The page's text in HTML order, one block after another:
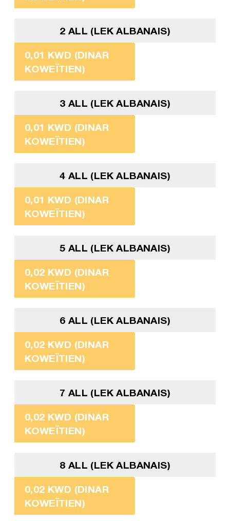
2 ALL (LEK ALBANAIS)
0,01 KWD (DINAR
KOWEÏTIEN)
3 ALL (LEK ALBANAIS)
0,01 KWD (DINAR
KOWEÏTIEN)
4 ALL (LEK ALBANAIS)
0,01 KWD (DINAR
KOWEÏTIEN)
5 ALL (LEK ALBANAIS)
0,02 KWD (DINAR
KOWEÏTIEN)
6 ALL (LEK ALBANAIS)
0,02 KWD (DINAR
KOWEÏTIEN)
7 ALL (LEK ALBANAIS)
0,02 KWD (DINAR
KOWEÏTIEN)
8 ALL (LEK ALBANAIS)
0,02 KWD (DINAR
KOWEÏTIEN)